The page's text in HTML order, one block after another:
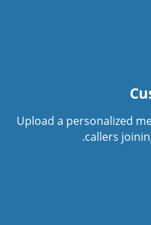
Upload a personalized
callers